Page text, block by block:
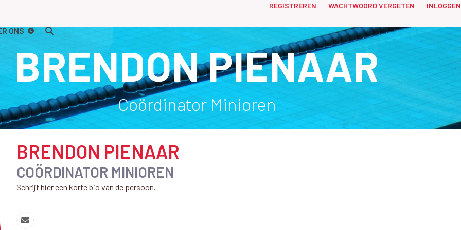
REGISTREREN WACHTWOORD VERGETEN INLOGGEN
ONS
BRENDON PIENAAR
Coördinator Minioren
BRENDON PIENAAR
COÖRDINATOR MINIOREN
Schrijf hier een korte bio van de persoon.
Email